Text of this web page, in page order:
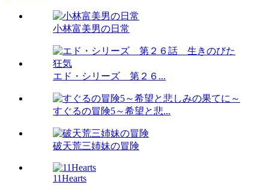
小林富美男の日常
エド・シリーズ 第２６...
すぐるの冒険5～希望と悲...
破天荒三姉妹の冒険
11Hearts